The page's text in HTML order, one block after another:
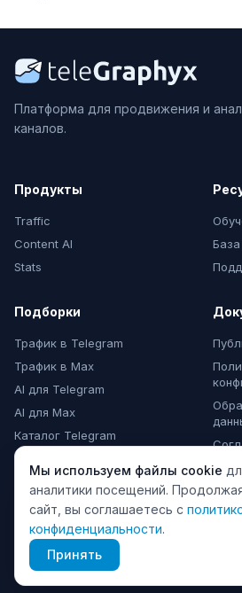
Платформа для продвижения и
каналов.
Продукты
Traffic
Content AI
Stats
Подборки
Трафик в Telegram
Трафик в Max
AI для Telegram
AI для Max
Каталог Telegram
Каталог Max
Комментарии Max
© 2024 TeleGraphyx. Все
ИП Матвеева А.Ю., ИНН
Мы используем файлы cookie
аналитики посещений.
сайт, вы соглашаетесь с
конфиденциальности.
Принять